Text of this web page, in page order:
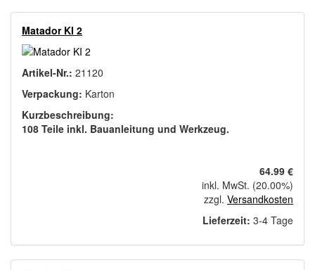
Matador KI 2
Artikel-Nr.: 21120
Verpackung: Karton
Kurzbeschreibung:
108 Teile inkl. Bauanleitung und Werkzeug.
64.99 €
inkl. MwSt. (20.00%)
zzgl. Versandkosten
Lieferzeit: 3-4 Tage